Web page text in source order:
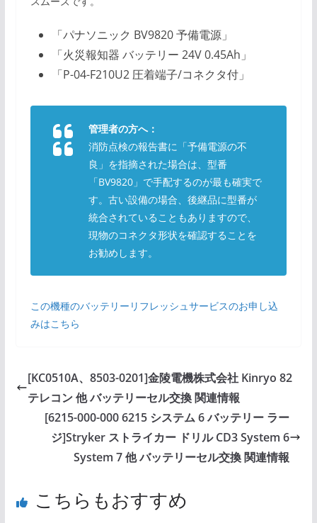
「パナソニック BV9820 予備電源」
「火災報知器 バッテリー 24V 0.45Ah」
「P-04-F210U2 圧着端子/コネクタ付」
管理者の方へ：
消防点検の報告書に「予備電源の不
良」を指摘された場合は、型番
「BV9820」で手配するのが最も確実で
す。古い設備の場合、後継品に型番が
統合されていることもありますので、
現物のコネクタ形状を確認することを
お勧めします。
この機種のバッテリーリフレッシュサービスのお申し込
みはこちら
[KC0510A、8503-0201]金陵電機株式会社 Kinryo 82
テレコン 他 バッテリーセル交換 関連情報
[6215-000-000 6215 システム 6 バッテリー ラー
ジ]Stryker ストライカー ドリル CD3 System 6
System 7 他 バッテリーセル交換 関連情報
こちらもおすすめ